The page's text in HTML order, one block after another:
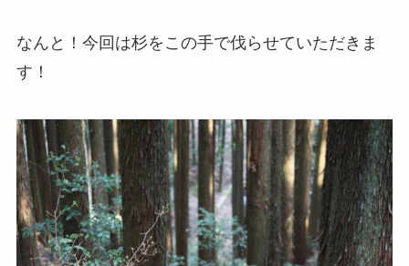
なんと！今回は杉をこの手で伐らせていただきま
す！